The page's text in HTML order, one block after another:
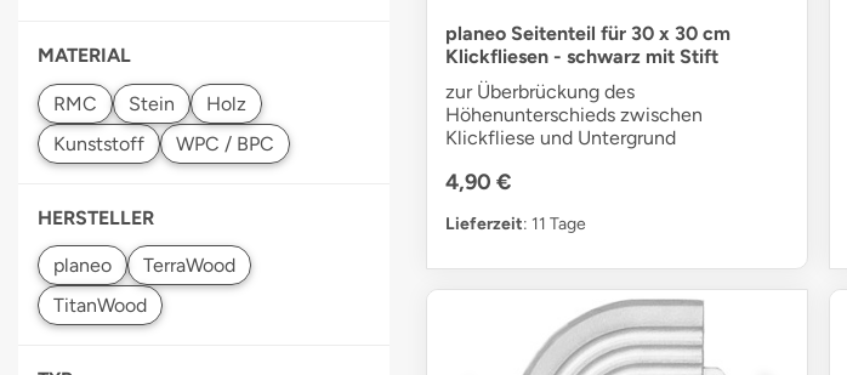
MATERIAL
Holz
HERSTELLER
planeo Seitenteil für 30 x 30 cm
Klickfliesen - schwarz mit Stift
zur Überbrückung des
Höhenunterschieds zwischen
Klickfliese und Untergrund
4,90 €
Lieferzeit: 11 Tage